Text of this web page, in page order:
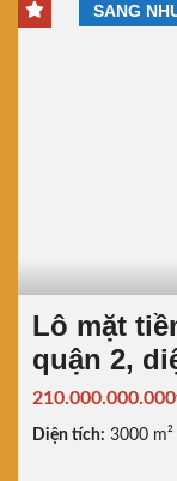
SANG
Lô mặt
quận 2,
Diện tích: 3000 m²